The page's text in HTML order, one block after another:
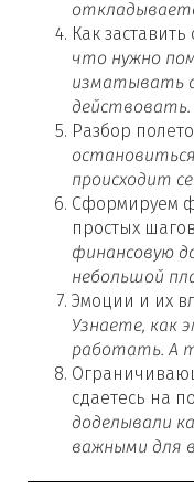
Как
что нужно
изматывать
действовать.
Разбор
происходит
Сформируем
простых
финансовую
небольшой
Эмоции и их
Узнаете, как
работать. А
сдаетесь на
доделывали
важными для